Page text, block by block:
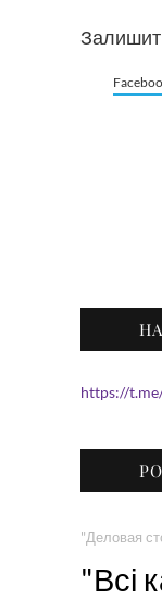
https://
"Деловая
"Всі